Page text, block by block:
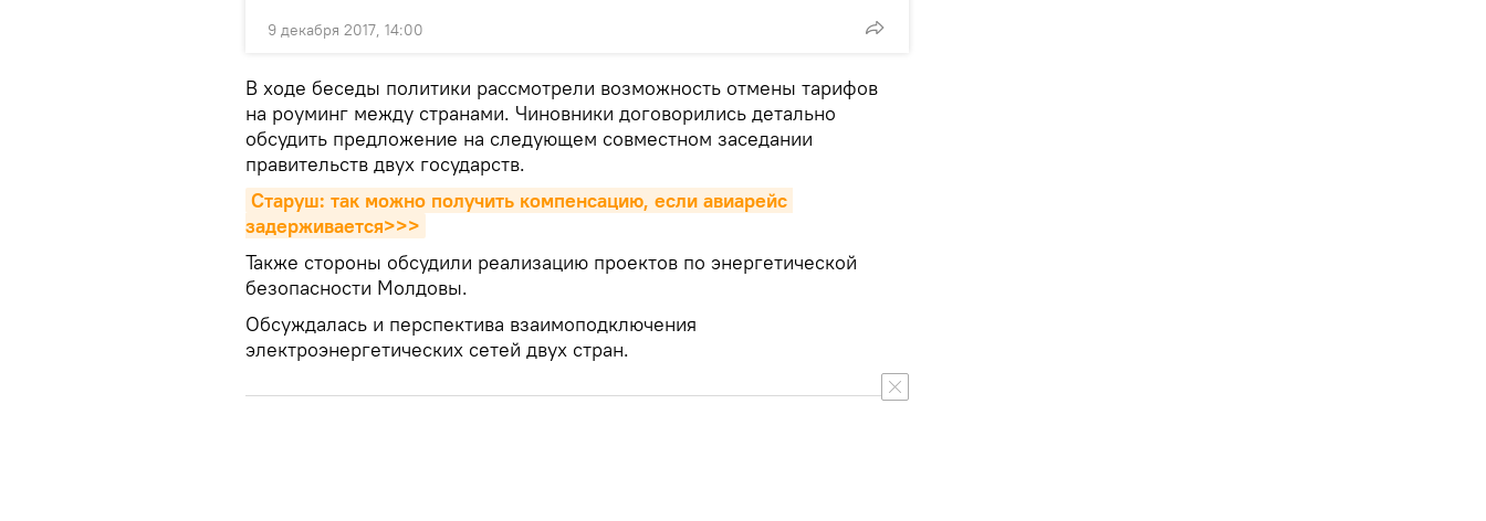
9 декабря 2017, 14:00
В ходе беседы политики рассмотрели возможность отмены тарифов
на роуминг между странами. Чиновники договорились детально
обсудить предложение на следующем совместном заседании
правительств двух государств.
Старуш: так можно получить компенсацию, если авиарейс
задерживается>>>
Также стороны обсудили реализацию проектов по энергетической
безопасности Молдовы.
Обсуждалась и перспектива взаимоподключения
электроэнергетических сетей двух стран.